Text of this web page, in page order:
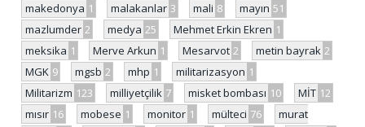
makedonya 1 malakanlar 3 mali 8 mayın 51
mazlumder 2 medya 25 Mehmet Erkin Ekren 1
meksika 1 Merve Arkun 1 Mesarvot 2 metin bayrak 2
MGK 9 mgsb 2 mhp 1 militarizasyon 1
Militarizm 123 milliyetçilik 7 misket bombası 10 MİT 12
mısır 16 mobese 1 monitor 1 mülteci 76
murat